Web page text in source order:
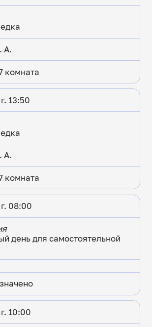
А.
комната
13:50
А.
комната
08:00
день для самостоятельной
10:00